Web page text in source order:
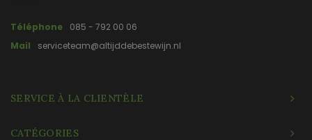
Téléphone
085 - 792 00 06
Mail
serviceteam@altijddebestewijn.nl
SERVICE À LA CLIENTÈLE
CATÉGORIES